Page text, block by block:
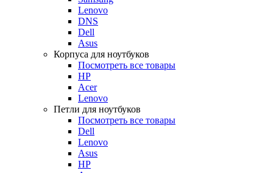
Lenovo
DNS
Dell
Asus
Корпуса для ноутбуков
Посмотреть все товары
HP
Acer
Lenovo
Петли для ноутбуков
Посмотреть все товары
Dell
Lenovo
Asus
HP